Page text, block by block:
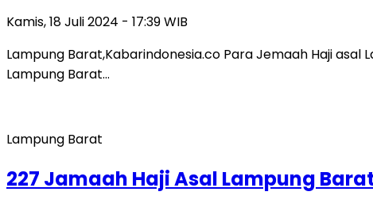
Kamis, 18 Juli 2024 - 17:39 WIB
Lampung Barat,Kabarindonesia.co Para Jemaah Haji
Lampung Barat…
Lampung Barat
227 Jamaah Haji Asal Lampung